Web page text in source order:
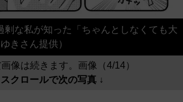
剰な私が知った「ちゃんとしなくても大
きさん提供）
像は続きます。画像（4/14）
スクロールで次の写真 ↓